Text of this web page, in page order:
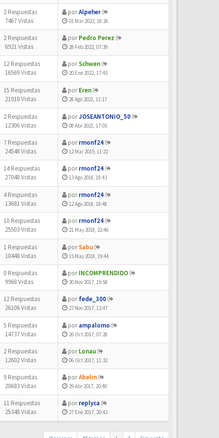
2 Respuestas
7467 Vistas
porAlpeher
01 Mar 2022, 18:26
2 Respuestas
6921 Vistas
porPedro Perez
28 Feb 2022, 07:39
12 Respuestas
16569 Vistas
porSchwen
20 Ene 2022, 17:45
15 Respuestas
21918 Vistas
porEren
28 Ago 2021, 11:17
2 Respuestas
12306 Vistas
porJOSEANTONIO_50
08 Abr 2021, 17:05
7 Respuestas
24548 Vistas
porrmonf24
12 Mar 2019, 11:22
14 Respuestas
27048 Vistas
porrmonf24
13 Ago 2018, 18:43
4 Respuestas
13681 Vistas
porrmonf24
12 Ago 2018, 18:48
10 Respuestas
25503 Vistas
porrmonf24
21 May 2018, 22:46
1 Respuestas
10448 Vistas
porSabu
15 May 2018, 19:44
0 Respuestas
9968 Vistas
porINCOMPRENDIDO
30 Nov 2017, 19:58
12 Respuestas
26106 Vistas
porfede_300
27 Nov 2017, 12:47
5 Respuestas
14737 Vistas
porampalomo
26 Oct 2017, 07:28
2 Respuestas
12602 Vistas
porLonau
06 Oct 2017, 11:32
9 Respuestas
20683 Vistas
porAbelin
29 Abr 2017, 20:40
11 Respuestas
25348 Vistas
porreplyca
27 Ene 2017, 20:42